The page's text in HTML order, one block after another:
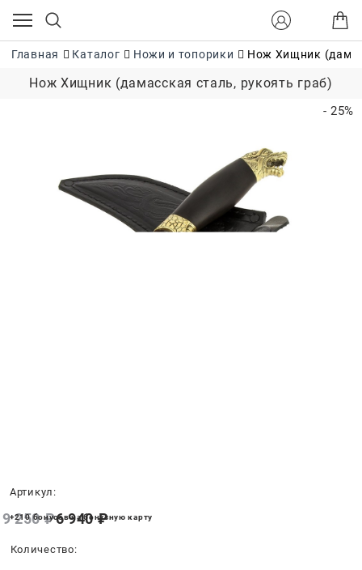
Главная Каталог Ножи и топорики Нож Хищник
Нож Хищник (дамасская сталь, рукоять граб)
- 25%
Артикул:
9 250 ₽6 940 ₽
+210 бонусов на бонусную карту
Количество: